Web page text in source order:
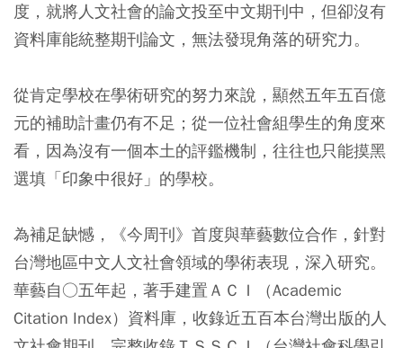
度，就將人文社會的論文投至中文期刊中，但卻沒有
資料庫能統整期刊論文，無法發現角落的研究力。
從肯定學校在學術研究的努力來說，顯然五年五百億
元的補助計畫仍有不足；從一位社會組學生的角度來
看，因為沒有一個本土的評鑑機制，往往也只能摸黑
選填「印象中很好」的學校。
為補足缺憾，《今周刊》首度與華藝數位合作，針對
台灣地區中文人文社會領域的學術表現，深入研究。
華藝自○五年起，著手建置ＡＣＩ（Academic
Citation Index）資料庫，收錄近五百本台灣出版的人